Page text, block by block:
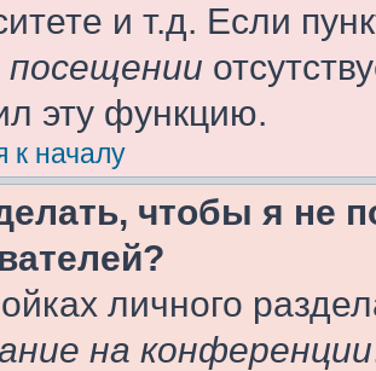
и т.д. Если
эту функцию.
к началу
чтобы я не
личного
на конференции